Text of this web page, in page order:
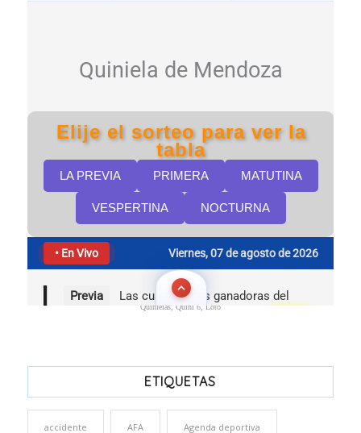
Quinielas, Quini 6, Loto
ETIQUETAS
accidente AFA Agenda deportiva